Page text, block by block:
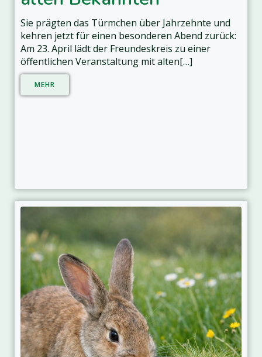
Sie prägten das Türmchen über Jahrzehnte und
kehren jetzt für einen besonderen Abend zurück:
Am 23. April lädt der Freundeskreis zu einer
öffentlichen Veranstaltung mit alten[…]
MEHR